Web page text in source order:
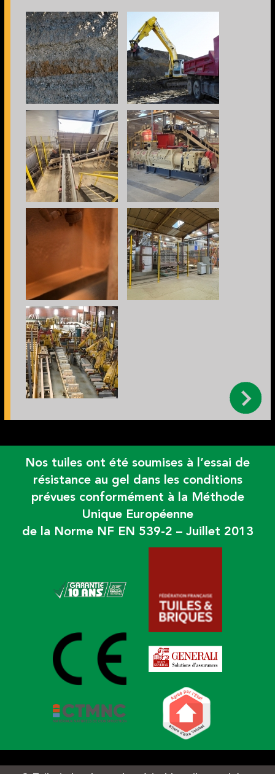
Nos tuiles ont été soumises à l’essai de
résistance au gel dans les conditions
prévues conformément à la Méthode
Unique Européenne
de la Norme NF EN 539-2 – Juillet 2013